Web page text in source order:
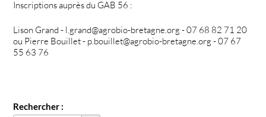
Inscriptions auprès du GAB 56 :
Lison Grand - l.grand@agrobio-bretagne.org - 07 68 82 71 20
ou Pierre Bouillet - p.bouillet@agrobio-bretagne.org - 07 67
55 63 76
Rechercher :